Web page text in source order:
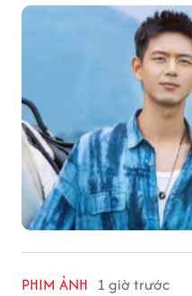
PHIM ẢNH 1 giờ trước